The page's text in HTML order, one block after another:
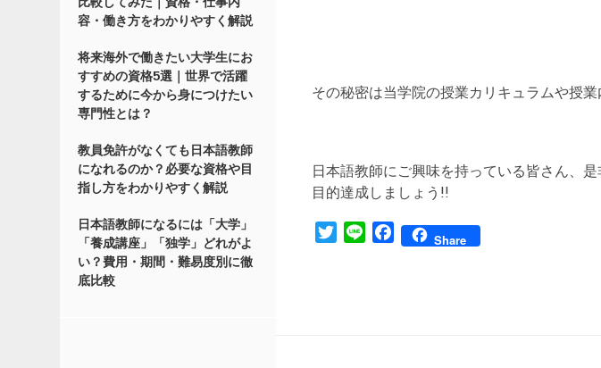
容・働き方をわかりやすく解説
将来海外で働きたい大学生にお
すすめの資格5選｜世界で活躍
するために今から身につけたい
専門性とは？
教員免許がなくても日本語教師
になれるのか？必要な資格や目
指し方をわかりやすく解説
日本語教師になるには「大学」
「養成講座」「独学」どれがよ
い？費用・期間・難易度別に徹
底比較
その秘密は当学院の授業カリキュラムや授業
日本語教師にご興味を持っている皆さん、
目的達成しましょう!!
TwitterLine FacebookShare